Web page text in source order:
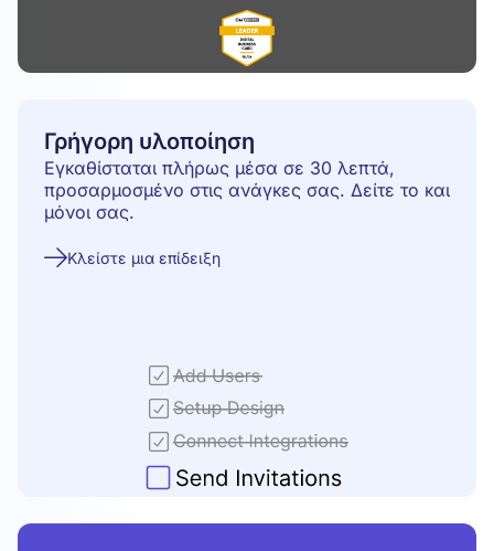
Γρήγορη υλοποίηση
Εγκαθίσταται πλήρως μέσα σε 30 λεπτά,
προσαρμοσμένο στις ανάγκες σας. Δείτε το και
μόνοι σας.
Κλείστε μια επίδειξη